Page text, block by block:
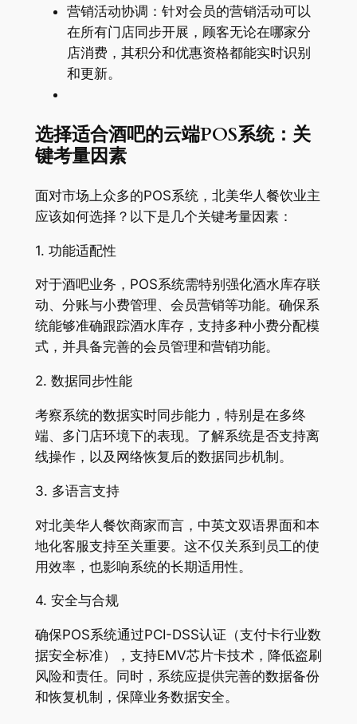
营销活动协调：针对会员的营销活动可以
在所有门店同步开展，顾客无论在哪家分
店消费，其积分和优惠资格都能实时识别
和更新。
选择适合酒吧的云端POS系统：关
键考量因素
面对市场上众多的POS系统，北美华人餐饮业主
应该如何选择？以下是几个关键考量因素：
1. 功能适配性
对于酒吧业务，POS系统需特别强化酒水库存联
动、分账与小费管理、会员营销等功能。确保系
统能够准确跟踪酒水库存，支持多种小费分配模
式，并具备完善的会员管理和营销功能。
2. 数据同步性能
考察系统的数据实时同步能力，特别是在多终
端、多门店环境下的表现。了解系统是否支持离
线操作，以及网络恢复后的数据同步机制 。
3. 多语言支持
对北美华人餐饮商家而言，中英文双语界面和本
地化客服支持至关重要。这不仅关系到员工的使
用效率，也影响系统的长期适用性。
4. 安全与合规
确保POS系统通过PCI-DSS认证（支付卡行业数
据安全标准），支持EMV芯片卡技术，降低盗刷
风险和责任。同时，系统应提供完善的数据备份
和恢复机制，保障业务数据安全。